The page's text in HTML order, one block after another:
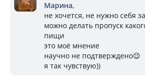
Марина,
не хочется, не нужно себя
можно делать пропуск
пищи
это моё мнение
научно не подтверждено😉
я так чувствую))